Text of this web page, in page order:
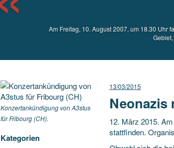
Am Freitag, 10. August 2007, um 18.30 Uhr
Konzertankündigung von A3stus
für Fribourg (CH).
Kategorien
13/03/2015
Neonazis
12. März 2015.
stattfinden.